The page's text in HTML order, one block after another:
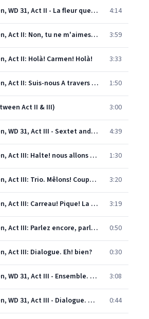
Bizet: Carmen, WD 31, Act II - La fleur que tu m'avais jetée "Flower Song" 4:14
Bizet: Carmen, Act II: Non, tu ne m'aimes pas! 3:59
Act II: Holà! Carmen! Holà! 3:33
Bizet: Carmen, Act II: Suis-nous A travers la campagne 1:50
Act II & III) 3:00
Bizet: Carmen, WD 31, Act III - Sextet and Chorus. Écoute, compagnons, écoute 4:39
Bizet: Carmen, Act III: Halte! nous allons nous arrêter ici! 1:30
Bizet: Carmen, Act III: Trio. Mêlons! Coupons! 3:20
Bizet: Carmen, Act III: Carreau! Pique! La mort! 3:19
Bizet: Carmen, Act III: Parlez encore, parlez, mes belles 0:50
Act III: Dialogue. Eh! bien? 0:30
Bizet: Carmen, WD 31, Act III - Ensemble. Quant au douanier, c'est notre affaire! 3:08
Bizet: Carmen, WD 31, Act III - Dialogue. Nous y sommes 0:44